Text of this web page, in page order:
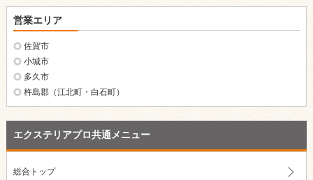
エクステリアプロ共通メニュー
総合トップ
営業エリア
佐賀市
小城市
多久市
杵島郡（江北町・白石町）